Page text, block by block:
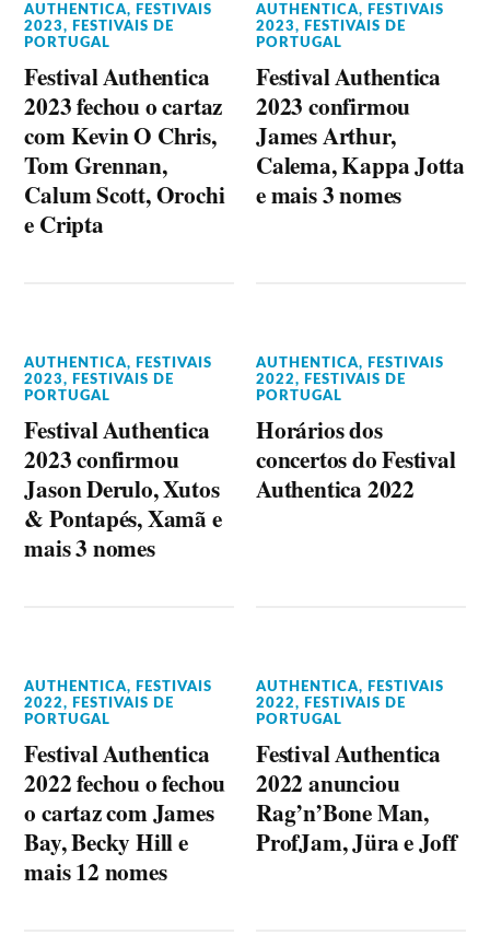
AUTHENTICA,
FESTIVAIS
2023,
FESTIVAIS DE
PORTUGAL
Festival Authentica
2023 fechou o cartaz
com Kevin O Chris,
Tom Grennan,
Calum Scott, Orochi
e Cripta
AUTHENTICA,
FESTIVAIS
2023,
FESTIVAIS DE
PORTUGAL
Festival Authentica
2023 confirmou
James Arthur,
Calema, Kappa Jotta
e mais 3 nomes
AUTHENTICA,
FESTIVAIS
2023,
FESTIVAIS DE
PORTUGAL
Festival Authentica
2023 confirmou
Jason Derulo, Xutos
& Pontapés, Xamã e
mais 3 nomes
AUTHENTICA,
FESTIVAIS
2022,
FESTIVAIS DE
PORTUGAL
Horários dos
concertos do Festival
Authentica 2022
AUTHENTICA,
FESTIVAIS
2022,
FESTIVAIS DE
PORTUGAL
Festival Authentica
2022 fechou o fechou
o cartaz com James
Bay, Becky Hill e
mais 12 nomes
AUTHENTICA,
FESTIVAIS
2022,
FESTIVAIS DE
PORTUGAL
Festival Authentica
2022 anunciou
Rag’n’Bone Man,
ProfJam, Jüra e Joff